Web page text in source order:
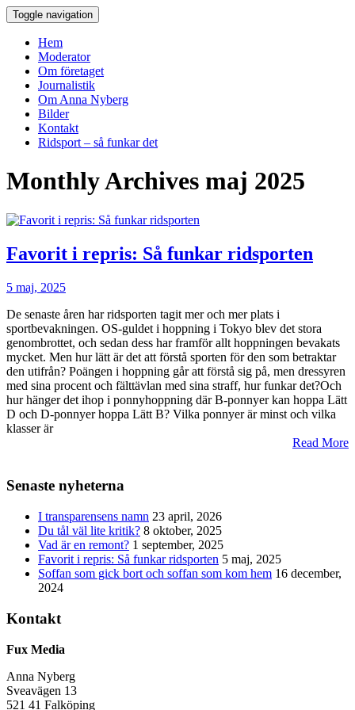
Toggle navigation
Hem
Moderator
Om företaget
Journalistik
Om Anna Nyberg
Bilder
Kontakt
Ridsport – så funkar det
Monthly Archives maj 2025
Favorit i repris: Så funkar ridsporten
5 maj, 2025
De senaste åren har ridsporten tagit mer och mer plats i
sportbevakningen. OS-guldet i hoppning i Tokyo blev det stora
genombrottet, och sedan dess har framför allt hoppningen bevakats
mycket. Men hur lätt är det att förstå sporten för den som betraktar
den utifrån? Poängen i hoppning går att förstå sig på, men dressyren
med sina procent och fälttävlan med sina straff, hur funkar det?Och
hur hänger det ihop i ponnyhoppning där B-ponnyer kan hoppa Lätt
D och D-ponnyer hoppa Lätt B? Vilka ponnyer är minst och vilka
klasser är
Read More
Senaste nyheterna
I transparensens namn 23 april, 2026
Du tål väl lite kritik? 8 oktober, 2025
Vad är en remont? 1 september, 2025
Favorit i repris: Så funkar ridsporten 5 maj, 2025
Soffan som gick bort och soffan som kom hem 16 december,
2024
Kontakt
Fux Media
Anna Nyberg
Sveavägen 13
521 41 Falköping